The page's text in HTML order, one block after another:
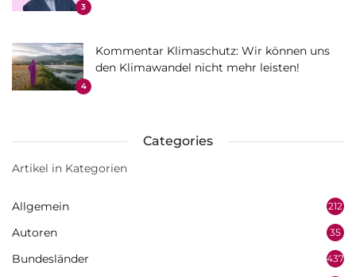
3
4
Kommentar Klimaschutz: Wir können uns
den Klimawandel nicht mehr leisten!
Categories
Artikel in Kategorien
Allgemein 212
Autoren 35
Bundesländer 437